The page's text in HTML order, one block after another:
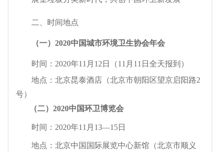
二、时间地点
（一）2020中国城市环境卫生协会年会
时间：2020年11月12日（11月11日全天报到）
地点：北京昆泰酒店（北京市朝阳区望京启阳路2
号）
（二）2020中国环卫博览会
时间：2020年11月13—15日
地点：北京中国国际展览中心新馆（北京市顺义